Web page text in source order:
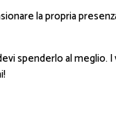
la propria
spenderlo al